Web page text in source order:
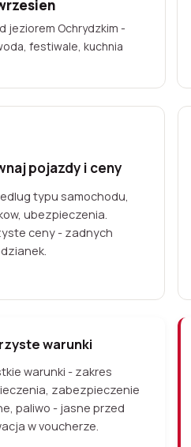
obowiazuje online
jeziorem Ochrydzkim -
festiwale, kuchnia
pojazdy i ceny
typu samochodu,
ubezpieczenia.
ceny - zadnych
warunki
warunki - zakres
zabezpieczenie
paliwo - jasne przed
w voucherze.